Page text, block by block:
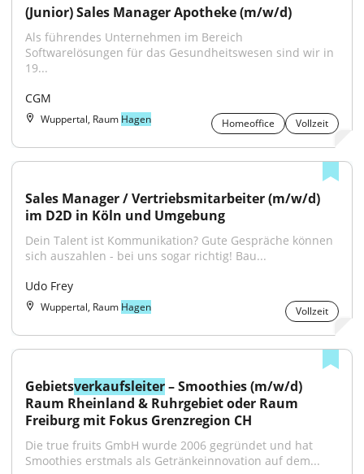
(Junior) Sales Manager Apotheke (m/w/d)
Als führendes Unternehmen im Bereich
Softwarelösungen für das Gesundheitswesen sind wir in
19...
CGM
Wuppertal, Raum Hagen Homeoffice Vollzeit
Sales Manager / Vertriebsmitarbeiter (m/w/d)
im D2D in Köln und Umgebung
Dein Talent ist Kommunikation? Gute Gespräche können
sich auszahlen - bei uns sogar richtig! Bau...
Udo Frey
Wuppertal, Raum Hagen Vollzeit
Gebietsverkaufsleiter – Smoothies (m/w/d)
Raum Rheinland & Ruhrgebiet oder Raum
Freiburg mit Fokus Grenzregion CH
Die true fruits GmbH wurde 2006 gegründet und hat
Smoothies erstmals als Getränkeinnovation auf dem...